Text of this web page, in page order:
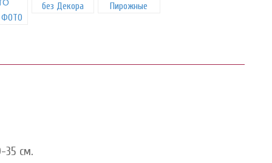
ФОТО
без Декора Пирожные
35 см.